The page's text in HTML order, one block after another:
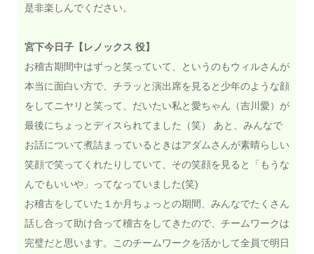
是非楽しんでください。
宮下今日子【レノックス 役】
お稽古期間中はずっと笑っていて、というのもウィルさんが
本当に面白い方で、チラッと演出席を見ると少年のような顔
をしてニヤリと笑って、だいたい私と愛ちゃん（吉川愛）が
最後にちょっとディスられてました（笑） あと、みんなで
お話について煮詰まっているときはアダムさんが素晴らしい
笑顔で笑ってくれたりしていて、その笑顔を見ると「もうな
んでもいいや」ってなっていました(笑)
お稽古をしていた１か月ちょっとの期間、みんなでたくさん
話し合って助け合って稽古をしてきたので、チームワークは
完璧だと思います。このチームワークを活かして全員で明日